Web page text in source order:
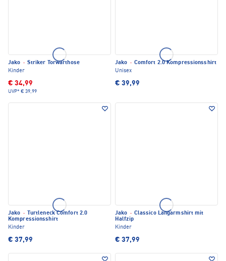
Jako · Striker Torwarthose
Kinder
€ 34,99
UVP* € 39,99
Jako · Comfort 2.0 Kompressionsshirt
Unisex
€ 39,99
Jako ·
Turtleneck Comfort 2.0
Kompressionsshirt
Kinder
€ 37,99
Jako · Classico Langarmshirt mit
Halfzip
Kinder
€ 37,99